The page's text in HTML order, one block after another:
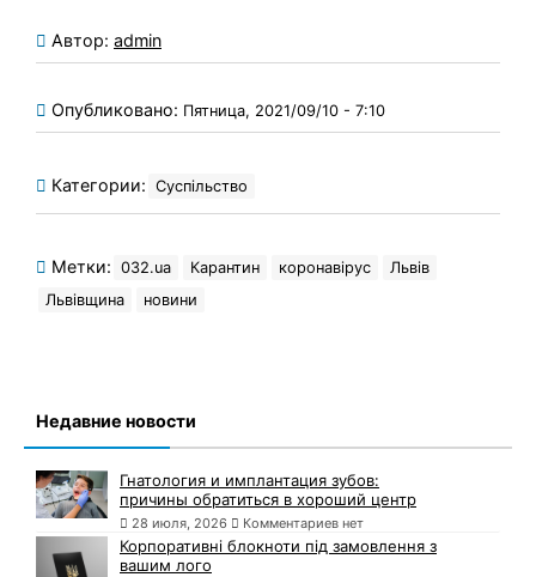
Автор: admin
Опубликовано: Пятница, 2021/09/10 - 7:10
Категории: Суспільство
Метки: 032.ua Карантин коронавірус
Львів
Львівщина
новини
Недавние новости
Гнатология и имплантация зубов:
причины обратиться в хороший центр
28 июля, 2026 Комментариев нет
Корпоративні блокноти під замовлення з
вашим лого